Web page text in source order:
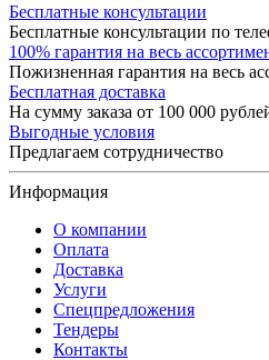
Бесплатные консультации
Бесплатные консультации по
100% гарантия на весь
Пожизненная гарантия на весь
Бесплатная доставка
На сумму заказа от 100 000
Выгодные условия
Предлагаем сотрудничество
Информация
О компании
Оплата
Доставка
Услуги
Спецпредложения
Тендеры
Контакты